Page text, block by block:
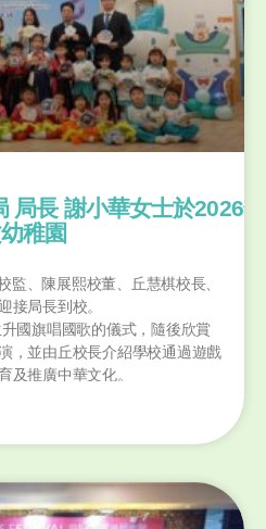
局長 謝小華女士於2026年
稚園
監、陳展熙校董、丘慧棋校長、
接局長到校。
國旗唱國歌的儀式，隨後欣賞
，並由丘校長介紹學校通過遊戲
及推廣中華文化。